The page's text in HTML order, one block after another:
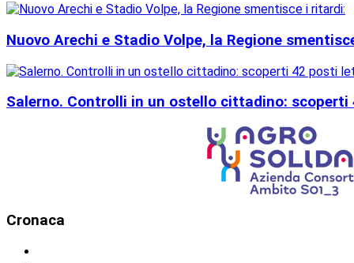
Nuovo Arechi e Stadio Volpe, la Regione
Salerno. Controlli in un ostello cittadino:
Cronaca